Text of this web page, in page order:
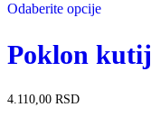
Odaberite opcije
Poklon
4.110,00 RSD